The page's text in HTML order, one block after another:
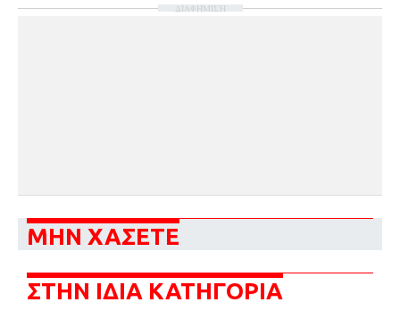
ΔΙΑΦΗΜΙΣΗ
ΜΗΝ ΧΑΣΕΤΕ
ΣΤΗΝ ΙΔΙΑ ΚΑΤΗΓΟΡΙΑ